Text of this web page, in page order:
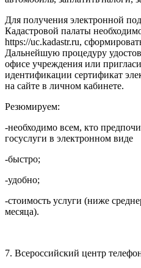
Для получения электронной
Кадастровой палаты
https://uc.kadastr.ru,
Дальнейшую процедуру
офисе учреждения или
идентификации сертификат
на сайте в личном кабинете.
Резюмируем:
-необходимо всем, кто
госуслуги в электронном виде
-быстро;
-удобно;
-стоимость услуги (ниже
месяца).
7. Всероссийский центр